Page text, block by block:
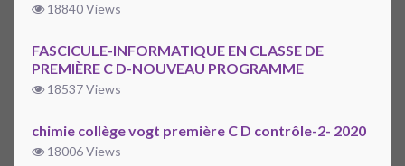
18840 Views
FASCICULE-INFORMATIQUE EN CLASSE DE
PREMIÈRE C D-NOUVEAU PROGRAMME
18537 Views
chimie collège vogt première C D contrôle-2- 2020
18006 Views